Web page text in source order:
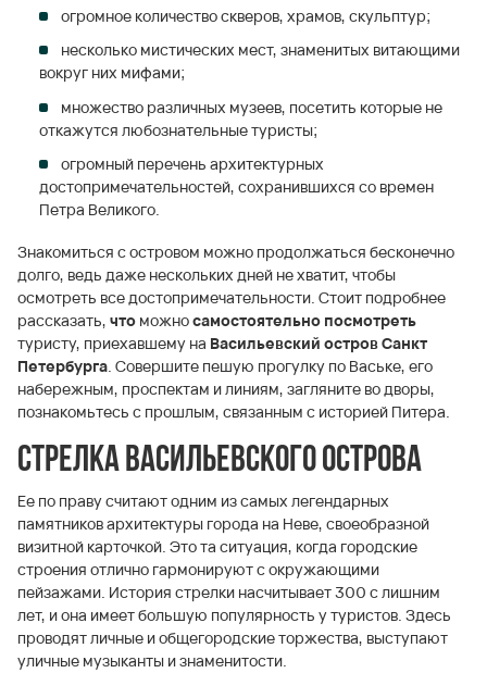
огромное количество скверов, храмов, скульптур;
несколько мистических мест, знаменитых витающими
вокруг них мифами;
множество различных музеев, посетить которые не
откажутся любознательные туристы;
огромный перечень архитектурных
достопримечательностей, сохранившихся со времен
Петра Великого.
Знакомиться с островом можно продолжаться бесконечно
долго, ведь даже нескольких дней не хватит, чтобы
осмотреть все достопримечательности. Стоит подробнее
рассказать, что можносамостоятельно посмотреть
туристу, приехавшему на Васильевский остров Санкт
Петербурга. Совершите пешую прогулку по Ваське, его
набережным, проспектам и линиям, загляните во дворы,
познакомьтесь с прошлым, связанным с историей Питера.
Стрелка Васильевского острова
Ее по праву считают одним из самых легендарных
памятников архитектуры города на Неве, своеобразной
визитной карточкой. Это та ситуация, когда городские
строения отлично гармонируют с окружающими
пейзажами. История стрелки насчитывает 300 с лишним
лет, и она имеет большую популярность у туристов. Здесь
проводят личные и общегородские торжества, выступают
уличные музыканты и знаменитости.